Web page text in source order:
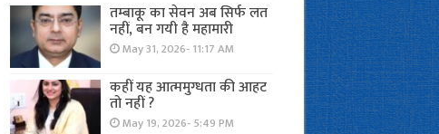
तम्बाकू का सेवन अब सिर्फ लत
नहीं, बन गयी है महामारी
May 31, 2026- 11:17 AM
कहीं यह आत्ममुग्धता की आहट
तो नहीं ?
May 19, 2026- 5:49 PM